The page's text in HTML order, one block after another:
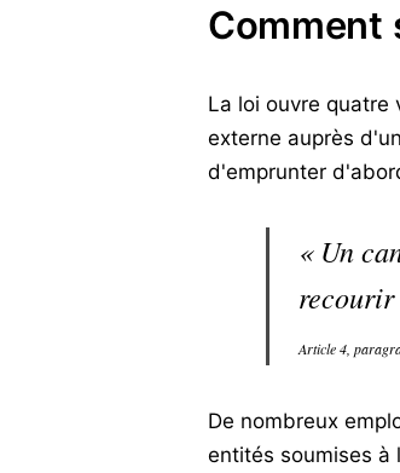
Comment
La loi ouvre quatre
externe auprès
d'emprunter
« Un
recourir
Article 4,
De nombreux
entités soumises à